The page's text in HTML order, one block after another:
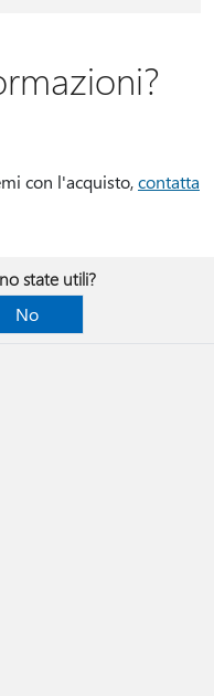
con l'acquisto,contatta
state utili?
No